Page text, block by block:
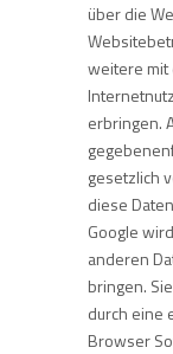
über die
weitere mit
erbringen.
gesetzlich
diese
Google
anderen
bringen.
durch eine
Browser